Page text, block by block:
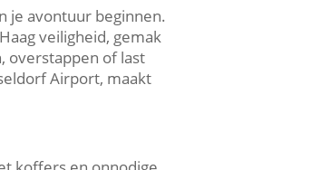
je avontuur beginnen.
veiligheid, gemak
overstappen of last
Airport, maakt